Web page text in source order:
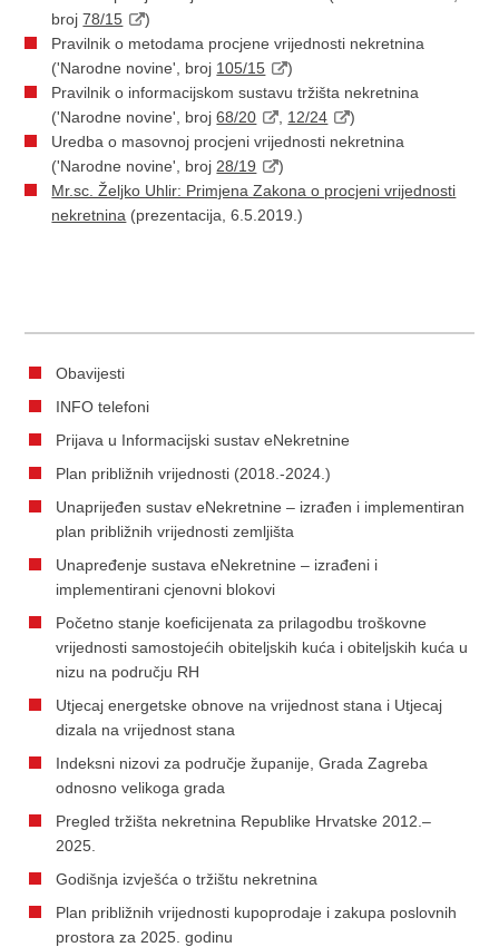
broj78/15
)
Pravilnik o metodama procjene vrijednosti nekretnina
('Narodne novine', broj 105/15
)
Pravilnik o informacijskom sustavu tržišta nekretnina
('Narodne novine', broj68/20 12/24
)
Uredba o masovnoj procjeni vrijednosti nekretnina
('Narodne novine', broj 28/19
)
Mr.sc. Željko Uhlir: Primjena Zakona o procjeni vrijednosti
nekretnina (prezentacija, 6.5.2019.)
Obavijesti
INFO telefoni
Prijava u Informacijski sustav eNekretnine
Plan približnih vrijednosti (2018.-2024.)
Unaprijeđen sustav eNekretnine – izrađen i implementiran
plan približnih vrijednosti zemljišta
Unapređenje sustava eNekretnine – izrađeni i
implementirani cjenovni blokovi
Početno stanje koeficijenata za prilagodbu troškovne
vrijednosti samostojećih obiteljskih kuća i obiteljskih kuća u
nizu na području RH
Utjecaj energetske obnove na vrijednost stana i Utjecaj
dizala na vrijednost stana
Indeksni nizovi za područje županije, Grada Zagreba
odnosno velikoga grada
Pregled tržišta nekretnina Republike Hrvatske 2012.–
2025.
Godišnja izvješća o tržištu nekretnina
Plan približnih vrijednosti kupoprodaje i zakupa poslovnih
prostora za 2025. godinu